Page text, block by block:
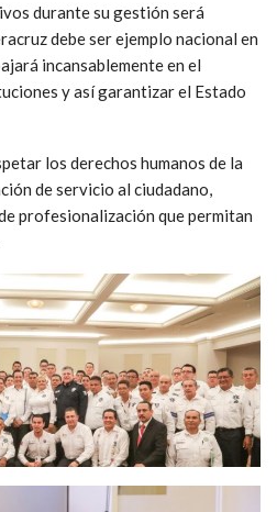
durante su gestión será
debe ser ejemplo nacional en
incansablemente en el
y así garantizar el Estado
los derechos humanos de la
de servicio al ciudadano,
profesionalización que permitan